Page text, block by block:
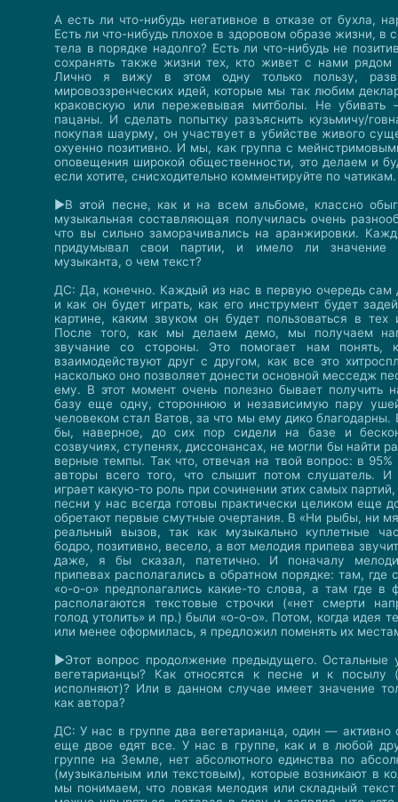
А есть ли что-нибудь негативное в отказе от бухла,
Есть ли что-нибудь плохое в здоровом образе жизни, в
тела в порядке надолго? Есть ли что-нибудь не
сохранять также жизни тех, кто живет с нами рядом
Лично я вижу в этом одну только пользу,
мировоззренческих идей, которые мы так любим
краковскую или пережевывая митболы. Не убивать
пацаны. И сделать попытку разъяснить кузьмичу/
покупая шаурму, он участвует в убийстве живого
охуенно позитивно. И мы, как группа с
оповещения широкой общественности, это делаем и
если хотите, снисходительно комментируйте по
►В этой песне, как и на всем альбоме, классно
музыкальная составляющая получилась очень
что вы сильно заморачивались на аранжировки.
придумывал свои партии, и имело ли значение
музыканта, о чем текст?
ДС: Да, конечно. Каждый из нас в первую очередь сам
и как он будет играть, как его инструмент будет
картине, каким звуком он будет пользоваться в тех
После того, как мы делаем демо, мы получаем
звучание со стороны. Это помогает нам понять,
взаимодействуют друг с другом, как все это
насколько оно позволяет донести основной месседж
ему. В этот момент очень полезно бывает получить
базу еще одну, стороннюю и независимую пару
человеком стал Ватов, за что мы ему дико
бы, наверное, до сих пор сидели на базе и
созвучиях, ступенях, диссонансах, не могли бы найти
верные темпы. Так что, отвечая на твой вопрос: в
авторы всего того, что слышит потом слушатель. И
играет какую-то роль при сочинении этих самых
песни у нас всегда готовы практически целиком еще
обретают первые смутные очертания. В «Ни рыбы, ни
реальный вызов, так как музыкально куплетные
бодро, позитивно, весело, а вот мелодия припева
даже, я бы сказал, патетично. И поначалу
припевах располагались в обратном порядке: там, где
«о-о-о» предполагались какие-то слова, а там где в
располагаются текстовые строчки («нет смерти
голод утолить» и пр.) были «о-о-о». Потом, когда идея
или менее оформилась, я предложил поменять их
►Этот вопрос продолжение предыдущего. Остальные
вегетарианцы? Как относятся к песне и к посылу
исполняют)? Или в данном случае имеет значение
как автора?
ДС: У нас в группе два вегетарианца, один — активно
еще двое едят все. У нас в группе, как и в любой
группе на Земле, нет абсолютного единства по
(музыкальным или текстовым), которые возникают в
мы понимаем, что ловкая мелодия или складный